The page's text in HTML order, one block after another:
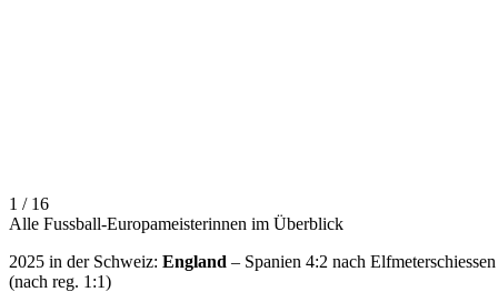
1 / 16
Alle Fussball-Europameisterinnen im Überblick
2025 in der Schweiz: England – Spanien 4:2 nach Elfmeterschiessen
(nach reg. 1:1)